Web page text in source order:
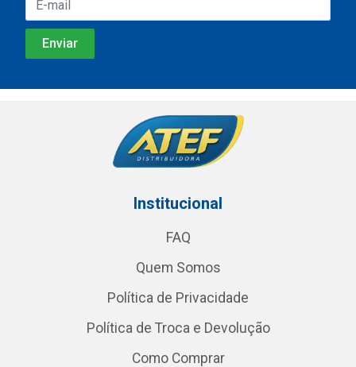
Institucional
FAQ
Quem Somos
Política de Privacidade
Política de Troca e Devolução
Como Comprar